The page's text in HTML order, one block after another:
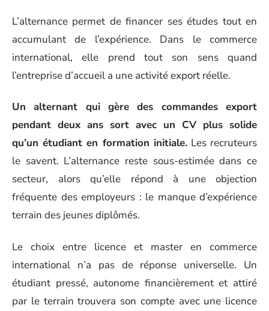
L’alternance permet de financer ses études tout en
accumulant de l’expérience. Dans le commerce
international, elle prend tout son sens quand
l’entreprise d’accueil a une activité export réelle.
Un alternant qui gère des commandes export
pendant deux ans sort avec un CV plus solide
qu’un étudiant en formation initiale.Les recruteurs
le savent. L’alternance reste sous-estimée dans ce
secteur, alors qu’elle répond à une objection
fréquente des employeurs : le manque d’expérience
terrain des jeunes diplômés.
Le choix entre licence et master en commerce
international n’a pas de réponse universelle. Un
étudiant pressé, autonome financièrement et attiré
par le terrain trouvera son compte avec une licence